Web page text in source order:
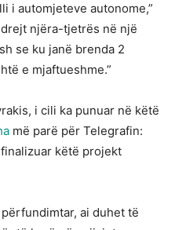
i automjeteve autonome,”
drejt njëra-tjetrës në një
se ku janë brenda 2
e mjaftueshme.”
i cili ka punuar në këtë
më parë për Telegrafin:
këtë projekt
ai duhet të